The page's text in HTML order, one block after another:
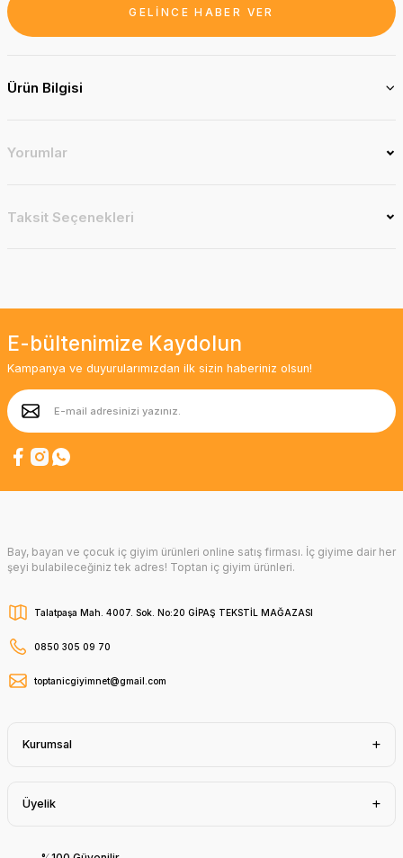
GELİNCE HABER VER
Ürün Bilgisi
Yorumlar
Taksit Seçenekleri
E-bültenimize Kaydolun
Kampanya ve duyurularımızdan ilk sizin haberiniz olsun!
Bay, bayan ve çocuk iç giyim ürünleri online satış firması. İç giyime dair her
şeyi bulabileceğiniz tek adres! Toptan iç giyim ürünleri.
Talatpaşa Mah. 4007. Sok. No:20 GİPAŞ TEKSTİL MAĞAZASI
0850 305 09 70
toptanicgiyimnet@gmail.com
Kurumsal
Üyelik